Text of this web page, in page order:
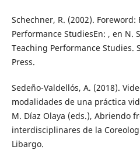
Schechner, R. (2002).
Performance StudiesEn: , en N.
Teaching Performance
Press.
Sedeño-Valdellós, A. (2018).
modalidades de una práctica
M. Díaz Olaya (eds.), Abriendo
interdisciplinares de la
Libargo.